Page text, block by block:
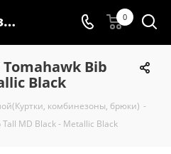
Полукомбинезон / Tomahawk Bib Tall MD Black - Metallic Black 0
Bib
Black
комбинезоны, брюки) -
MD Black - Metallic Black